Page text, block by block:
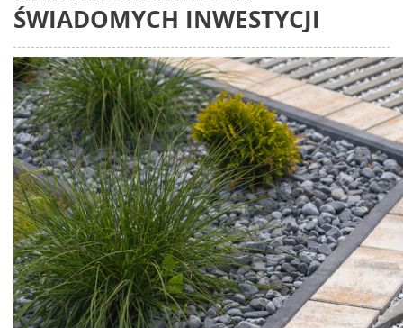
ŚWIADOMYCH INWESTYCJI